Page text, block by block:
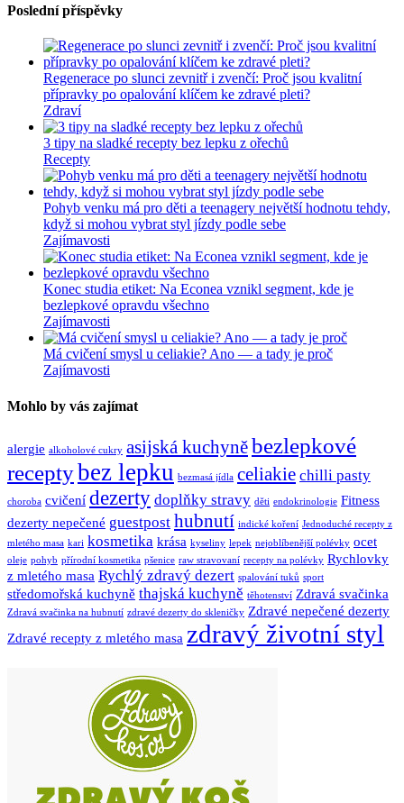
Poslední příspěvky
Regenerace po slunci zevnitř i zvenčí: Proč jsou kvalitní
přípravky po opalování klíčem ke zdravé pleti?
Zdraví
3 tipy na sladké recepty bez lepku z ořechů
Recepty
Pohyb venku má pro děti a teenagery největší hodnotu tehdy,
když si mohou vybrat styl jízdy podle sebe
Zajímavosti
Konec studia etiket: Na Econea vznikl segment, kde je
bezlepkové opravdu všechno
Zajímavosti
Má cvičení smysl u celiakie? Ano — a tady je proč
Zajímavosti
Mohlo by vás zajímat
alergie alkoholové cukry asijská kuchyněbezlepkové
receptybez lepku bezmasá jídla celiakie chilli pasty
choroba cvičení dezerty doplňky stravy děti endokrinologie Fitness
dezerty nepečené guestpost hubnutí indické koření Jednoduché recepty z
mletého masa kari kosmetika krása kyseliny lepek nejoblíbenější polévky ocet
oleje pohyb přírodní kosmetika pšenice raw stravovaní recepty na polévky Rychlovky
z mletého masa Rychlý zdravý dezert spalování tuků sport
středomořská kuchyně thajská kuchyně těhotenství Zdravá svačinka
Zdravá svačinka na hubnutí zdravé dezerty do skleničky Zdravé nepečené dezerty
Zdravé recepty z mletého masa zdravý životní styl